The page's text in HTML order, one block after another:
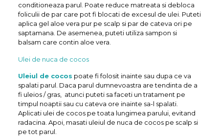
conditioneaza parul. Poate reduce matreata si debloca
foliculii de par care pot fi blocati de excesul de ulei. Puteti
aplica gel aloe vera pur pe scalp si par de cateva ori pe
saptamana. De asemenea, puteti utiliza sampon si
balsam care contin aloe vera.
Ulei de nuca de cocos
Uleiul de cocos poate fi folosit inainte sau dupa ce va
spalati parul. Daca parul dumnevoastra are tendinta de a
fi uleios / gras, atunci puteti sa faceti un tratament pe
timpul noaptii sau cu cateva ore inainte sa-l spalati.
Aplicati ulei de cocos pe toata lungimea parului, evitand
radacina. Apoi, masati uleiul de nuca de cocos pe scalp si
pe tot parul.